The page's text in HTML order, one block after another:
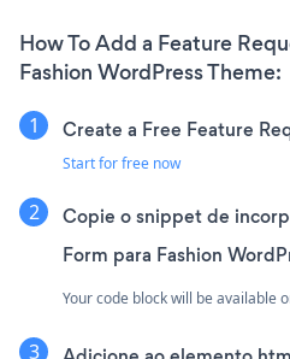
How To Add a Feature
Fashion WordPress Theme:
Create a Free Feature
Start for free now
Copie o snippet de
Form para Fashion
Your code block will be available